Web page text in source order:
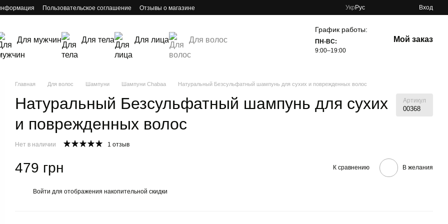
Пользовательское соглашение Отзывы о магазине Укр Рус Вход
Для мужчин Для тела Для лица Для волос
График работы:
ПН-ВС:
9:00–19:00
Мой заказ
Главная Для волос Шампуни Шампуни Chabaa Натуральный Безсульфатный шампунь для сухих и поврежденных волос
Натуральный Безсульфатный шампунь для сухих
и поврежденных волос
Артикул
00368
Нет в наличии 1 отзыв
479 грн К сравнению В желания
Войти для отображения накопительной скидки